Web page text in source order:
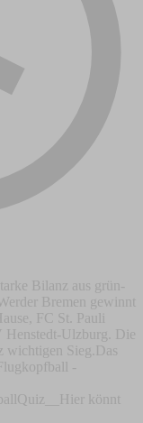
Bilanz aus grün-
Bremen gewinnt
FC St. Pauli
Henstedt-Ulzburg. Die
wichtigen Sieg.Das
-
könnt